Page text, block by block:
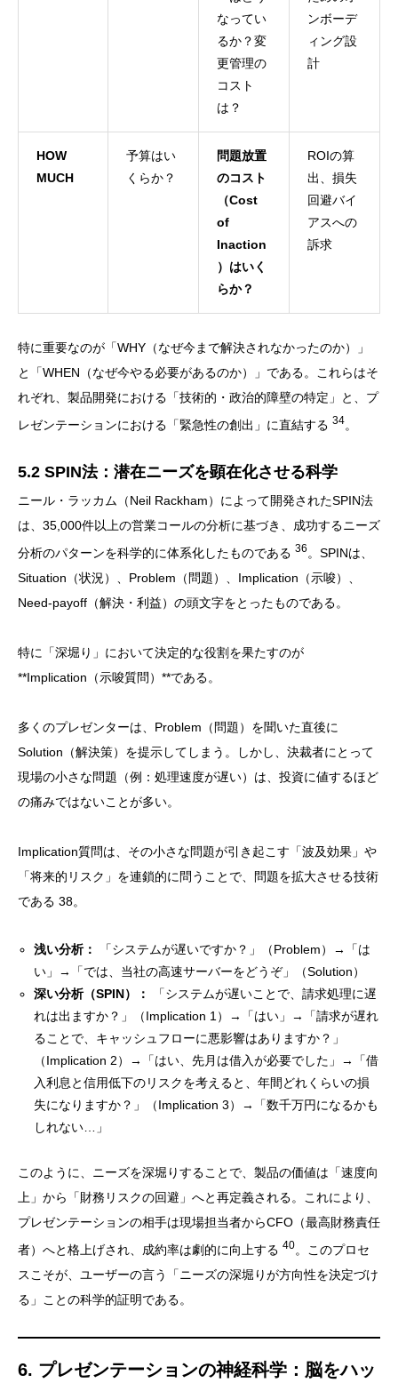
なってい
るか？変
更管理の
コスト
は？
ンボーデ
ィング設
計
HOW
MUCH
予算はい
くらか？
問題放置
のコスト
（Cost
of
Inaction
）はいく
らか？
ROIの算
出、損失
回避バイ
アスへの
訴求
特に重要なのが「WHY（なぜ今まで解決されなかったのか）」
と「WHEN（なぜ今やる必要があるのか）」である。これらはそ
れぞれ、製品開発における「技術的・政治的障壁の特定」と、プ
レゼンテーションにおける「緊急性の創出」に直結する 34。
5.2 SPIN法：潜在ニーズを顕在化させる科学
ニール・ラッカム（Neil Rackham）によって開発されたSPIN法
は、35,000件以上の営業コールの分析に基づき、成功するニーズ
分析のパターンを科学的に体系化したものである 36 。SPINは、
Situation（状況）、Problem（問題）、Implication（示唆）、
Need-payoff（解決・利益）の頭文字をとったものである。
特に「深堀り」において決定的な役割を果たすのが
**Implication（示唆質問）**である。
多くのプレゼンターは、Problem（問題）を聞いた直後に
Solution（解決策）を提示してしまう。しかし、決裁者にとって
現場の小さな問題（例：処理速度が遅い）は、投資に値するほど
の痛みではないことが多い。
Implication質問は、その小さな問題が引き起こす「波及効果」や
「将来的リスク」を連鎖的に問うことで、問題を拡大させる技術
である 38。
浅い分析：
「システムが遅いですか？」（Problem）→「は
い」→「では、当社の高速サーバーをどうぞ」（Solution）
深い分析（SPIN）：
「システムが遅いことで、請求処理に遅
れは出ますか？」（Implication 1）→「はい」→「請求が遅れ
ることで、キャッシュフローに悪影響はありますか？」
（Implication 2）→「はい、先月は借入が必要でした」→「借
入利息と信用低下のリスクを考えると、年間どれくらいの損
失になりますか？」（Implication 3）→「数千万円になるかも
しれない…」
このように、ニーズを深堀りすることで、製品の価値は「速度向
上」から「財務リスクの回避」へと再定義される。これにより、
プレゼンテーションの相手は現場担当者からCFO（最高財務責任
者）へと格上げされ、成約率は劇的に向上する 40。このプロセ
スこそが、ユーザーの言う「ニーズの深堀りが方向性を決定づけ
る」ことの科学的証明である。
6. プレゼンテーションの神経科学：脳をハッ